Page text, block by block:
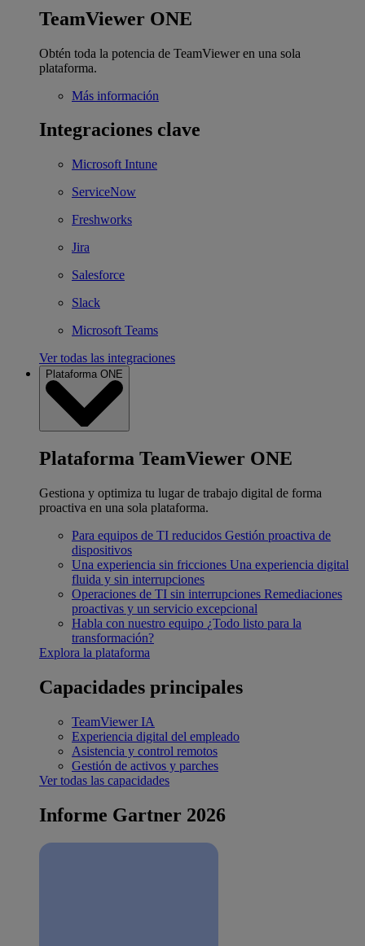
TeamViewer ONE
Obtén toda la potencia de TeamViewer en una sola
plataforma.
Más información
Integraciones clave
Microsoft Intune
ServiceNow
Freshworks
Jira
Salesforce
Slack
Microsoft Teams
Ver todas las integraciones
Plataforma ONE
Plataforma TeamViewer ONE
Gestiona y optimiza tu lugar de trabajo digital de forma
proactiva en una sola plataforma.
Para equipos de TI reducidos Gestión proactiva de
dispositivos
Una experiencia sin fricciones Una experiencia digital
fluida y sin interrupciones
Operaciones de TI sin interrupciones Remediaciones
proactivas y un servicio excepcional
Habla con nuestro equipo ¿Todo listo para la
transformación?
Explora la plataforma
Capacidades principales
TeamViewer IA
Experiencia digital del empleado
Asistencia y control remotos
Gestión de activos y parches
Ver todas las capacidades
Informe Gartner 2026